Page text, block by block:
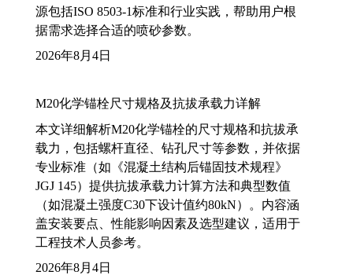
源包括ISO 8503-1标准和行业实践，帮助用户根
据需求选择合适的喷砂参数。
2026年8月4日
M20化学锚栓尺寸规格及抗拔承载力详解
本文详细解析M20化学锚栓的尺寸规格和抗拔承
载力，包括螺杆直径、钻孔尺寸等参数，并依据
专业标准（如《混凝土结构后锚固技术规程》
JGJ 145）提供抗拔承载力计算方法和典型数值
（如混凝土强度C30下设计值约80kN）。内容涵
盖安装要点、性能影响因素及选型建议，适用于
工程技术人员参考。
2026年8月4日